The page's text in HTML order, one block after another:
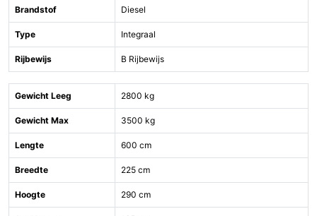
Brandstof Diesel
Type Integraal
Rijbewijs B Rijbewijs
Gewicht Leeg 2800 kg
Gewicht Max 3500 kg
Lengte 600 cm
Breedte 225 cm
Hoogte 290 cm